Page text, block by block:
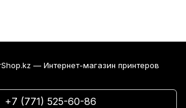
— Интернет-магазин принтеров
+7 (771) 525-60-86